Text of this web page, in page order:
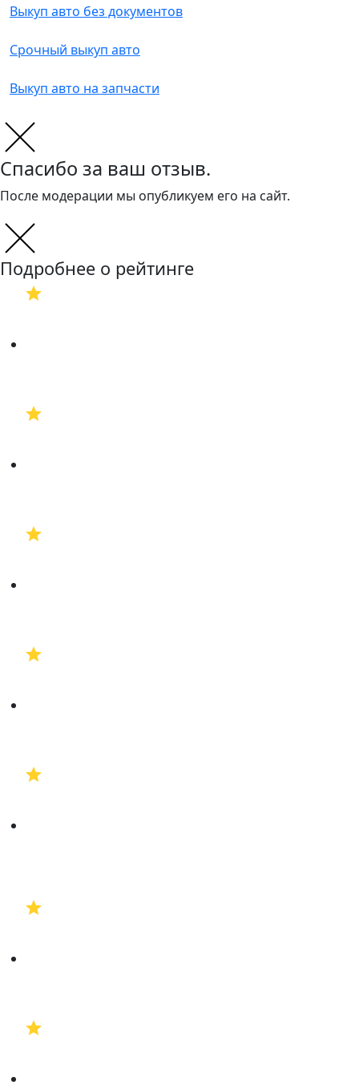
Выкуп авто без документов
Срочный выкуп авто
Выкуп авто на запчасти
Спасибо за ваш отзыв.
После модерации мы опубликуем его на сайт.
Подробнее о рейтинге